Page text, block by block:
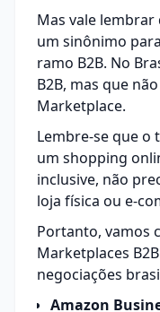
Mas vale lembrar
um sinônimo
ramo B2B. No
B2B, mas que
Marketplace.
Lembre-se que o
um shopping
inclusive, não
loja física ou e-
Portanto, vamos
Marketplaces
negociações
Amazon